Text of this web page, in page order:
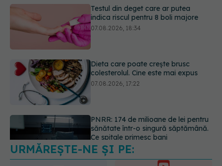
Dieta care poate crește brusc
colesterolul. Cine este mai expus
07.08.2026, 17:22
PNRR: 174 de milioane de lei pentru
sănătate într-o singură săptămână.
Ce spitale primesc bani
Ce spune culoarea ta preferată
despre vârsta pe care o ai. Care
este "codul cromatic" al generațiilor
07.08.2026, 21:29
URMĂREȘTE-NE ȘI PE:
URMĂRITORI